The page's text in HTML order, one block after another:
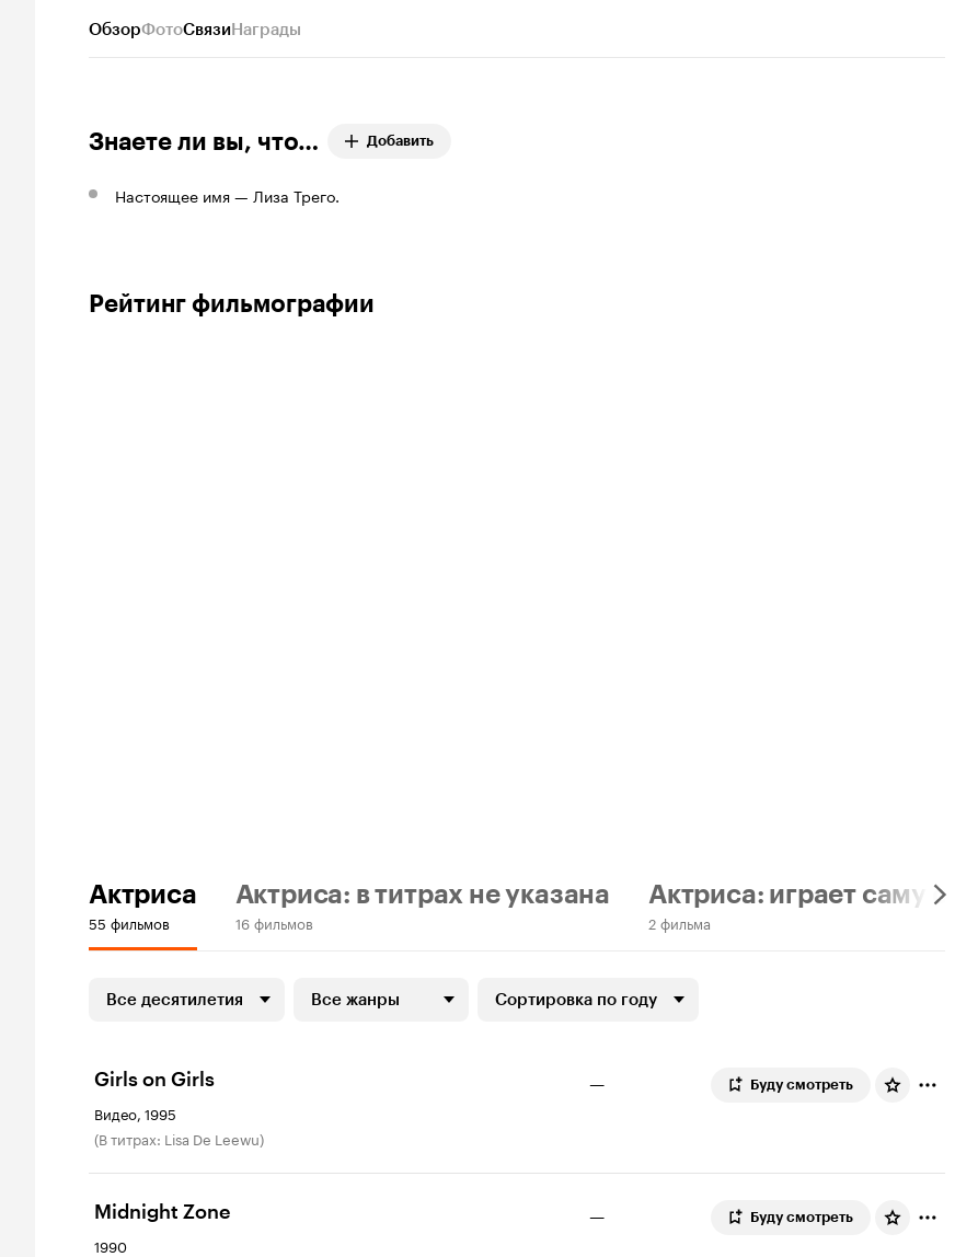
ОбзорФотоСвязиНаграды
Знаете ли вы, что… Добавить
Настоящее имя — Лиза Трего.
Рейтинг фильмографии
Актриса
55 фильмов
Актриса: в титрах не указана
16 фильмов
Актриса: играет саму себя
2 фильма
Все десятилетия Все жанры Сортировка по году
Girls on Girls
Видео, 1995
(в титрах: Lisa De Leewu)
— Буду смотреть
Midnight Zone
1990
— Буду смотреть